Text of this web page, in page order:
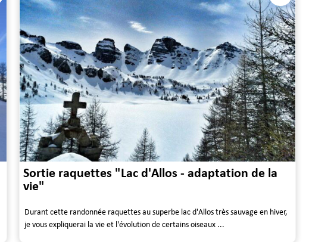
Sortie raquettes "Lac d'Allos - adaptation de la
vie"
Durant cette randonnée raquettes au superbe lac d'Allos très sauvage en hiver,
je vous expliquerai la vie et l'évolution de certains oiseaux ...